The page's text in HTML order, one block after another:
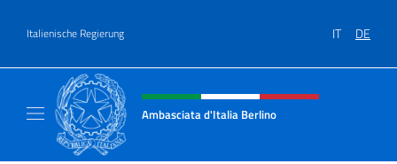
Italienische Regierung IT DE
Header-Site, Social und Menü
Ambasciata d'Italia Berlino